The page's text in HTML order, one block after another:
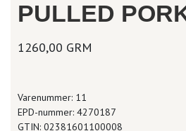
PULLED
1260,00 GRM
Varenummer: 11
EPD-nummer: 4270187
GTIN: 02381601100008